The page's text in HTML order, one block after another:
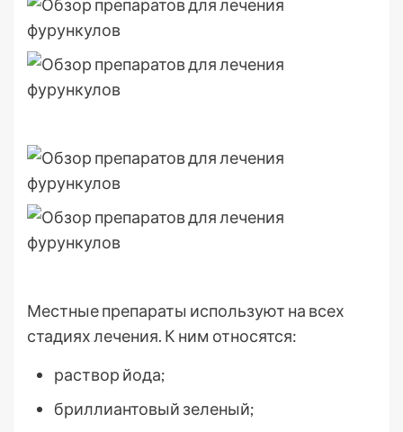
Местные препараты используют на всех
стадиях лечения. К ним относятся:
раствор йода;
бриллиантовый зеленый;